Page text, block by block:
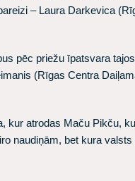
– Laura Darkevica
pēc priežu īpatsvara
(Rīgas Centra
atrodas Maču Pikču,
naudiņām, bet kura